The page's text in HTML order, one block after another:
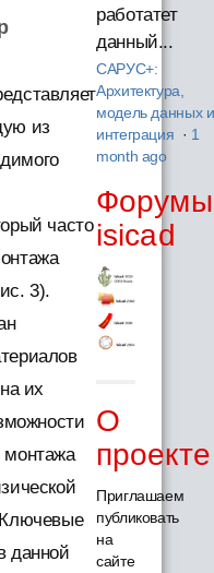
из
часто
3).
их
монтажа
данной
работатет
данный...
САРУС+:
Архитектура,
модель данных и
интеграция · 1
month ago
Форумы
isicad
О
проекте
Приглашаем
публиковать
на
сайте